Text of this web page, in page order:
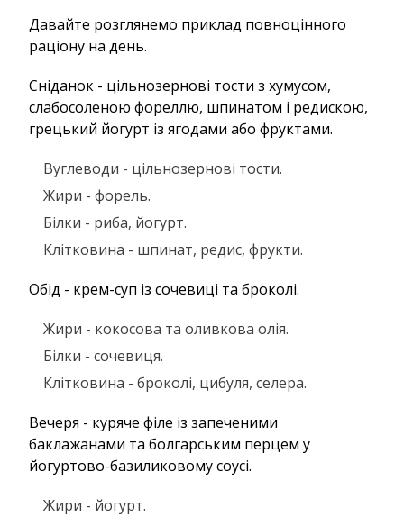
Давайте розглянемо приклад повноцінного
раціону на день.
Сніданок - цільнозернові тости з хумусом,
слабосоленою фореллю, шпинатом і редискою,
грецький йогурт із ягодами або фруктами.
Вуглеводи - цільнозернові тости.
Жири - форель.
Білки - риба, йогурт.
Клітковина - шпинат, редис, фрукти.
Обід - крем-суп із сочевиці та броколі.
Жири - кокосова та оливкова олія.
Білки - сочевиця.
Клітковина - броколі, цибуля, селера.
Вечеря - куряче філе із запеченими
баклажанами та болгарським перцем у
йогуртово-базиликовому соусі.
Жири - йогурт.